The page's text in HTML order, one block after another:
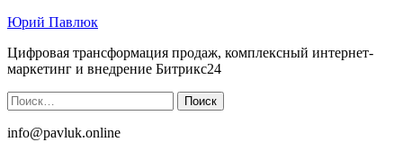
Юрий Павлюк
Цифровая трансформация продаж, комплексный интернет-
маркетинг и внедрение Битрикс24
Найти:
info@pavluk.online